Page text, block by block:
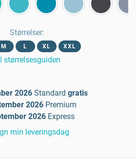
Størrelser:
M L XL XXL
størrelsesguiden
2026 Standard gratis
2026 Premium
2026 Express
min leveringsdag